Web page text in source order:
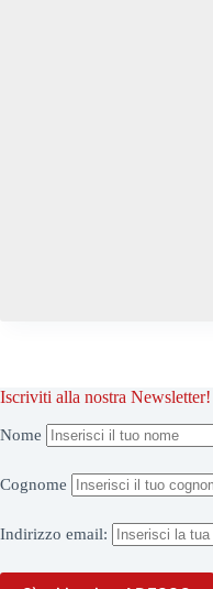
Iscriviti alla nostra Newsletter!
Nome
Cognome
Indirizzo email: